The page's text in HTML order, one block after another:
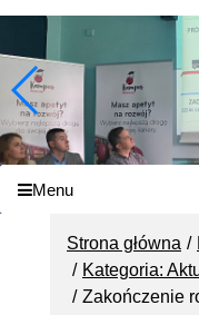
Menu
Strona główna
Kategoria:
Zakończenie